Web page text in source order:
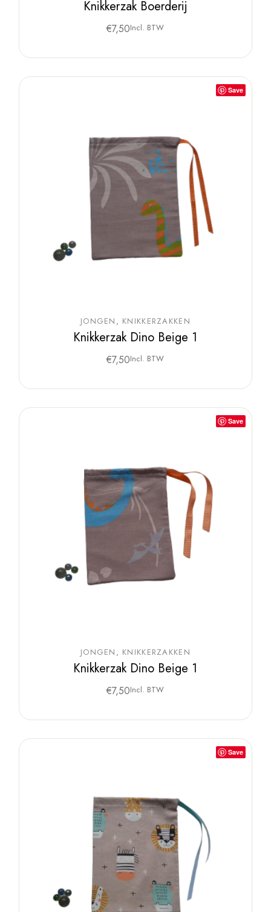
Knikkerzak Boerderij
€7,50Incl. BTW
Save
JONGEN KNIKKERZAKKEN
Knikkerzak Dino Beige 1
€7,50Incl. BTW
Save
JONGEN KNIKKERZAKKEN
Knikkerzak Dino Beige 1
€7,50Incl. BTW
Save